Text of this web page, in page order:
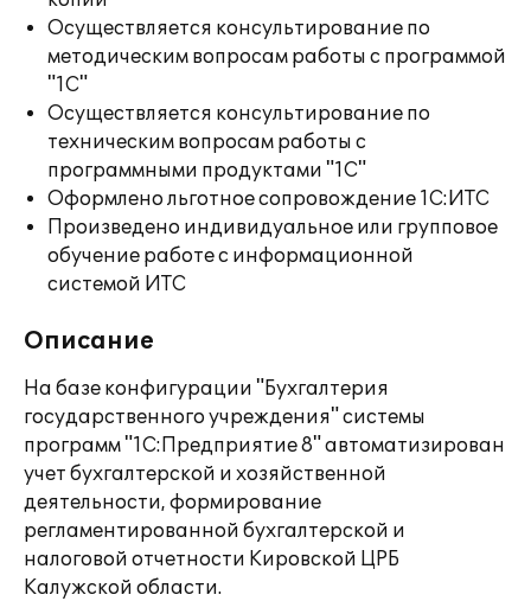
Осуществляется консультирование по
методическим вопросам работы с программой
"1С"
Осуществляется консультирование по
техническим вопросам работы с
программными продуктами "1С"
Оформлено льготное сопровождение 1С:ИТС
Произведено индивидуальное или групповое
обучение работе с информационной
системой ИТС
Описание
На базе конфигурации "Бухгалтерия
государственного учреждения" системы
программ "1С:Предприятие 8" автоматизирован
учет бухгалтерской и хозяйственной
деятельности, формирование
регламентированной бухгалтерской и
налоговой отчетности Кировской ЦРБ
Калужской области.